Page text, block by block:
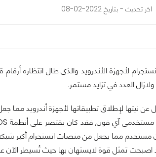
اخر تحديث - بتاريخ 2022-02-08
لأجهزة الأندرويد والذي طال انتظاره
العدد في تزايد مستمر.
نيتها لإطلاق تطبيقاتها لأجهزة أندرويد